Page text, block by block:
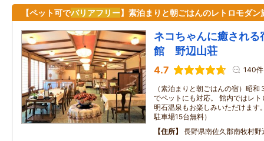
【ペット可でバリアフリー】素泊まりと朝ごはんのレトロモダン
ネコちゃんに癒され
館 野辺山荘
4.7 140件
（素泊まりと朝ごはんの宿）昭和
でペットにも対応。 館内ではレ
明石温泉もお楽しみいただけま
駐車場15台無料）
住所
長野県南佐久郡南牧村